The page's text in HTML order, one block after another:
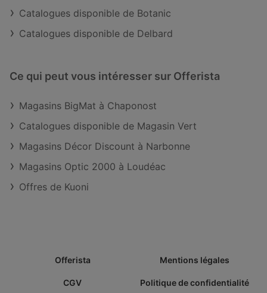
Catalogues disponible de Botanic
Catalogues disponible de Delbard
Ce qui peut vous intéresser sur Offerista
Magasins BigMat à Chaponost
Catalogues disponible de Magasin Vert
Magasins Décor Discount à Narbonne
Magasins Optic 2000 à Loudéac
Offres de Kuoni
Offerista Mentions légales
CGV Politique de confidentialité